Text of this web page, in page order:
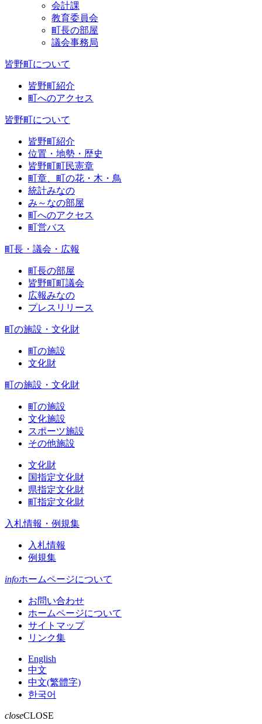
会計課
教育委員会
町長の部屋
議会事務局
皆野町について
皆野町紹介
町へのアクセス
皆野町について
皆野町紹介
位置・地勢・歴史
皆野町町民憲章
町章、町の花・木・鳥
統計みなの
み～なの部屋
町へのアクセス
町営バス
町長・議会・広報
町長の部屋
皆野町町議会
広報みなの
プレスリリース
町の施設・文化財
町の施設
文化財
町の施設・文化財
町の施設
文化施設
スポーツ施設
その他施設
文化財
国指定文化財
県指定文化財
町指定文化財
入札情報・例規集
入札情報
例規集
infoホームページについて
お問い合わせ
ホームページについて
サイトマップ
リンク集
English
中文
中文(繁體字)
한국어
closeCLOSE